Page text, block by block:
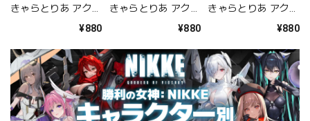
きゃらとりあ アクリ
¥880
きゃらとりあ アクリ
¥880
きゃらとりあ アクリ
バー/パッションリ
¥880